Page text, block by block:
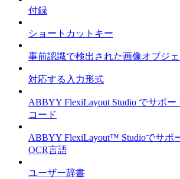
付録
ショートカットキー
事前認識で検出された画像オブジ
対応する入力形式
ABBYY FlexiLayout Studio でサポ
コード
ABBYY FlexiLayout™ Studioでサポ
OCR言語
ユーザー辞書